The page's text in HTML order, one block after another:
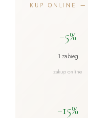
KUP ONLINE —
−5%
1 zabieg
zakup online
−15%